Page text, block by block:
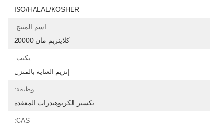
ISO/HALAL/KOSHER
اسم المنتج:
كلاينزيم مان 20000
يكتب:
إنزيم العناية بالمنزل
وظيفة:
تكسير الكربوهيدرات المعقدة
CAS: